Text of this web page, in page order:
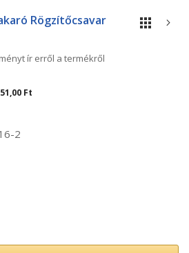
Rögzítőcsavar
ír erről a termékről
Ft
2